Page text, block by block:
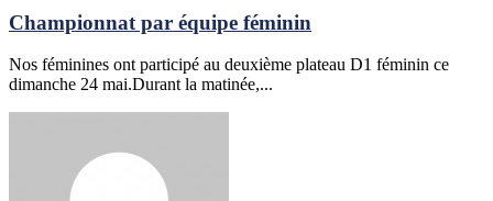
Championnat par équipe féminin
Nos féminines ont participé au deuxième plateau D1 féminin ce
dimanche 24 mai.Durant la matinée,...